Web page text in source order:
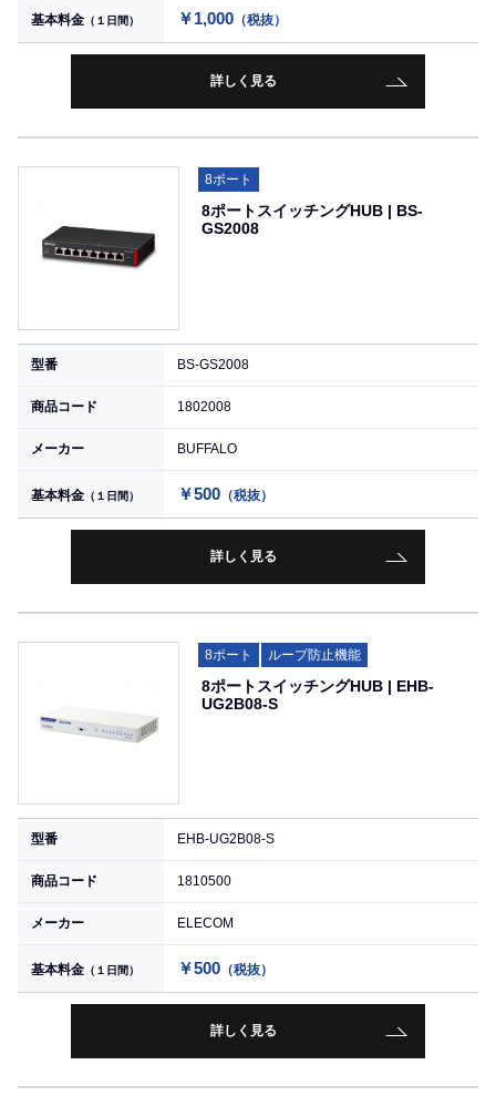
基本料金 （１日間） ￥1,000 （税抜）
詳しく見る
8ポート
8ポートスイッチングHUB | BS-
GS2008
型番 BS-GS2008
商品コード 1802008
メーカー BUFFALO
基本料金 （１日間） ￥500 （税抜）
詳しく見る
8ポート ループ防止機能
8ポートスイッチングHUB | EHB-
UG2B08-S
型番 EHB-UG2B08-S
商品コード 1810500
メーカー ELECOM
基本料金 （１日間） ￥500 （税抜）
詳しく見る